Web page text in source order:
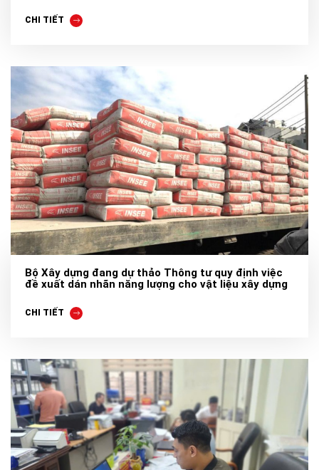
CHI TIẾT
Bộ Xây dựng đang dự thảo Thông tư quy định việc
đề xuất dán nhãn năng lượng cho vật liệu xây dựng
CHI TIẾT